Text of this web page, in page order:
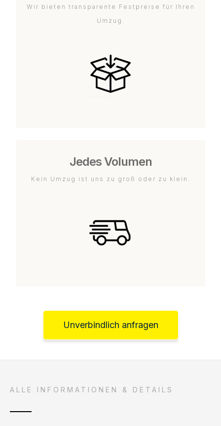
Wir bieten transparente Festpreise für Ihren
Umzug.
Jedes Volumen
Kein Umzug ist uns zu groß oder zu klein.
Unverbindlich anfragen
ALLE INFORMATIONEN & DETAILS